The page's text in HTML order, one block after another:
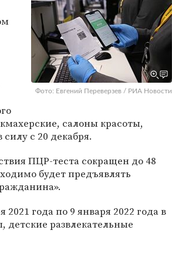
Фото: Евгений Переверзев / РИА Новости
салоны красоты,
с 20 декабря.
ПЦР-теста сокращен до 48
будет предъявлять
года по 9 января 2022 года в
детские развлекательные